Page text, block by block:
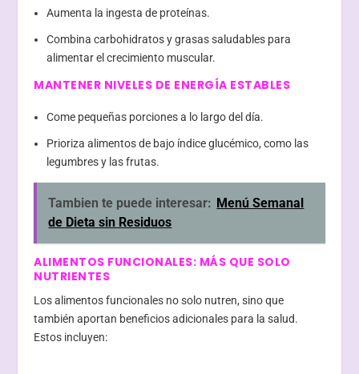
Aumenta la ingesta de proteínas.
Combina carbohidratos y grasas saludables para
alimentar el crecimiento muscular.
MANTENER NIVELES DE ENERGÍA ESTABLES
Come pequeñas porciones a lo largo del día.
Prioriza alimentos de bajo índice glucémico, como las
legumbres y las frutas.
Tambien te puede interesar: Menú Semanal
de Dieta sin Residuos
ALIMENTOS FUNCIONALES: MÁS QUE SOLO
NUTRIENTES
Los alimentos funcionales no solo nutren, sino que
también aportan beneficios adicionales para la salud.
Estos incluyen: